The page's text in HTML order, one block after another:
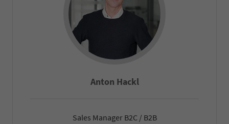
Falco Heck
Sales Manager B2C / B2B